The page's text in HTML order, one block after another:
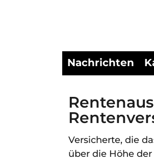
Nachrichten
Versicherte, die
über die Höhe